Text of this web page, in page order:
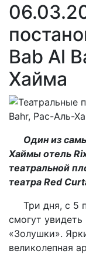
Bab Al
Хайма
Один из
Хаймы отель
театральной
театра Red
Три дня, с 5
смогут
«Золушки».
великолепная